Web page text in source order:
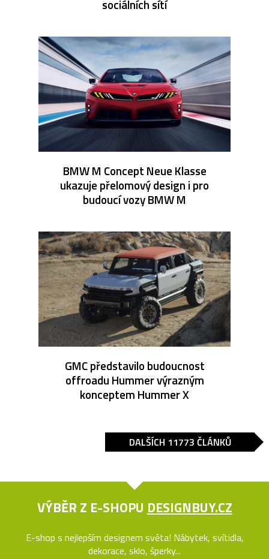
sociálních sítí
BMW M Concept Neue Klasse
ukazuje přelomový design i pro
budoucí vozy BMW M
GMC představilo budoucnost
offroadu Hummer výrazným
konceptem Hummer X
DALŠÍCH 11773 ČLÁNKŮ
VÝBĚR Z E-SHOPU DESIGNBUY.CZ
E-shop s nejlepším designem světa! Nábytek, svítidla,
dekorace, sklo, šperky...